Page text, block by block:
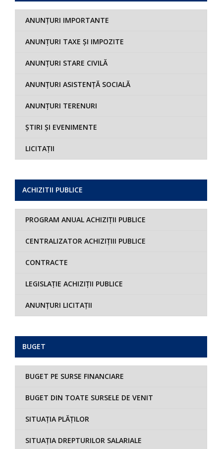
ANUNȚURI IMPORTANTE
ANUNȚURI TAXE ȘI IMPOZITE
ANUNȚURI STARE CIVILĂ
ANUNȚURI ASISTENȚĂ SOCIALĂ
ANUNȚURI TERENURI
ȘTIRI ȘI EVENIMENTE
LICITAȚII
ACHIZITII PUBLICE
PROGRAM ANUAL ACHIZIȚII PUBLICE
CENTRALIZATOR ACHIZIȚIII PUBLICE
CONTRACTE
LEGISLAȚIE ACHIZIȚII PUBLICE
ANUNȚURI LICITAȚII
BUGET
BUGET PE SURSE FINANCIARE
BUGET DIN TOATE SURSELE DE VENIT
SITUAȚIA PLĂȚILOR
SITUAȚIA DREPTURILOR SALARIALE